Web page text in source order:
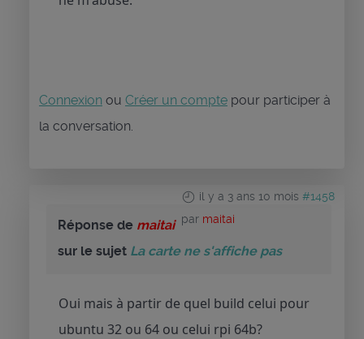
Connexion ou Créer un compte pour participer à
la conversation.
il y a 3 ans 10 mois #1458
par maitai
Réponse de maitai
sur le sujet La carte ne s'affiche pas
Oui mais à partir de quel build celui pour
ubuntu 32 ou 64 ou celui rpi 64b?